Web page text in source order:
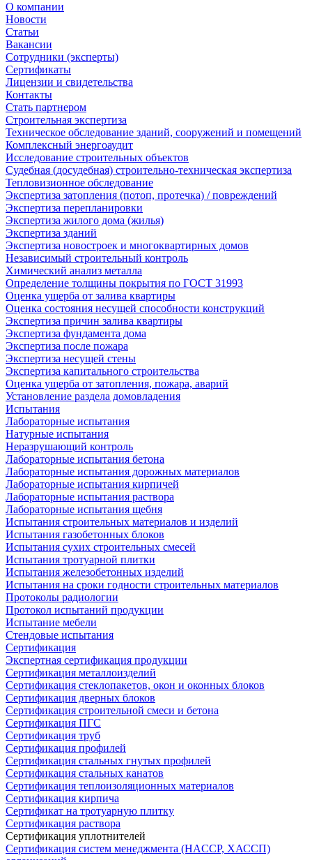
О компании
Новости
Статьи
Вакансии
Сотрудники (эксперты)
Сертификаты
Лицензии и свидетельства
Контакты
Стать партнером
Строительная экспертиза
Техническое обследование зданий, сооружений и помещений
Комплексный энергоаудит
Исследование строительных объектов
Судебная (досудебная) строительно-техническая экспертиза
Тепловизионное обследование
Экспертиза затопления (потоп, протечка) / повреждений
Экспертиза перепланировки
Экспертиза жилого дома (жилья)
Экспертиза зданий
Экспертиза новостроек и многоквартирных домов
Независимый строительный контроль
Химический анализ металла
Определение толщины покрытия по ГОСТ 31993
Оценка ущерба от залива квартиры
Оценка состояния несущей способности конструкций
Экспертиза причин залива квартиры
Экспертиза фундамента дома
Экспертиза после пожара
Экспертиза несущей стены
Экспертиза капитального строительства
Оценка ущерба от затопления, пожара, аварий
Установление раздела домовладения
Испытания
Лабораторные испытания
Натурные испытания
Неразрушающий контроль
Лабораторные испытания бетона
Лабораторные испытания дорожных материалов
Лабораторные испытания кирпичей
Лабораторные испытания раствора
Лабораторные испытания щебня
Испытания строительных материалов и изделий
Испытания газобетонных блоков
Испытания сухих строительных смесей
Испытания тротуарной плитки
Испытания железобетонных изделий
Испытания на сроки годности строительных материалов
Протоколы радиологии
Протокол испытаний продукции
Испытание мебели
Стендовые испытания
Сертификация
Экспертная сертификация продукции
Сертификация металлоизделий
Сертификация стеклопакетов, окон и оконных блоков
Сертификация дверных блоков
Сертификация строительной смеси и бетона
Сертификация ПГС
Сертификация труб
Сертификация профилей
Сертификация стальных гнутых профилей
Сертификация стальных канатов
Сертификация теплоизоляционных материалов
Сертификация кирпича
Сертификат на тротуарную плитку
Сертификация раствора
Сертификация уплотнителей
Сертификация систем менеджмента (HACCP, ХАССП)